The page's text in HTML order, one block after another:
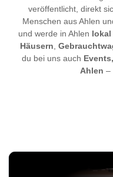
veröffentlicht, direkt
Menschen aus Ahlen
und werde in Ahlen
Häusern,
du bei uns auch
Ahlen –